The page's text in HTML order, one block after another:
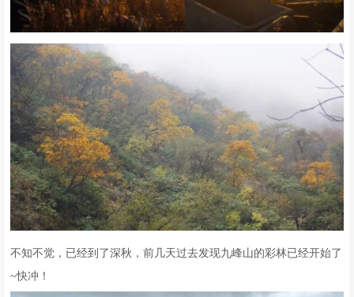
九峰山为省级风景名胜区。景区距成都市约97公里，交通方便。山间
有嫘祖寺、清凉寺、海会堂和祖师殿等寺庙， 峰顶有明代天启年间
始建的雷音寺。晴天可观日出、云海、佛光，阴天可见“瀑布云” 奇
观。主要开发了东北麓景观较集中的银厂沟景区。区内有大龙潭、小
龙潭、满天星、悬桥栈道、星河及瀑布群等景点联为一体，形成了深
谷险峰，飞瀑流泉，苍山林海， 云雾蒸腾等特色。